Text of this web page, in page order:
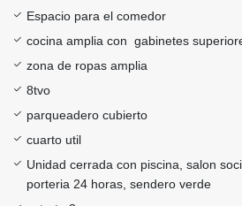
Espacio para el comedor
cocina amplia con gabinetes
zona de ropas amplia
8tvo
parqueadero cubierto
cuarto util
Unidad cerrada con piscina, salon
porteria 24 horas, sendero verde